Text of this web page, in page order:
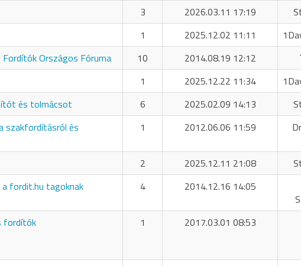
3 2026.03.11 17:19
1 2025.12.02 11:11
Országos Fóruma
10 2014.08.19 12:12
1 2025.12.22 11:34
és tolmácsot
6 2025.02.09 14:13
szakfordításról és
1 2012.06.06 11:59
2 2025.12.11 21:08
a fordit.hu tagoknak
4 2014.12.16 14:05
fordítók
1 2017.03.01 08:53